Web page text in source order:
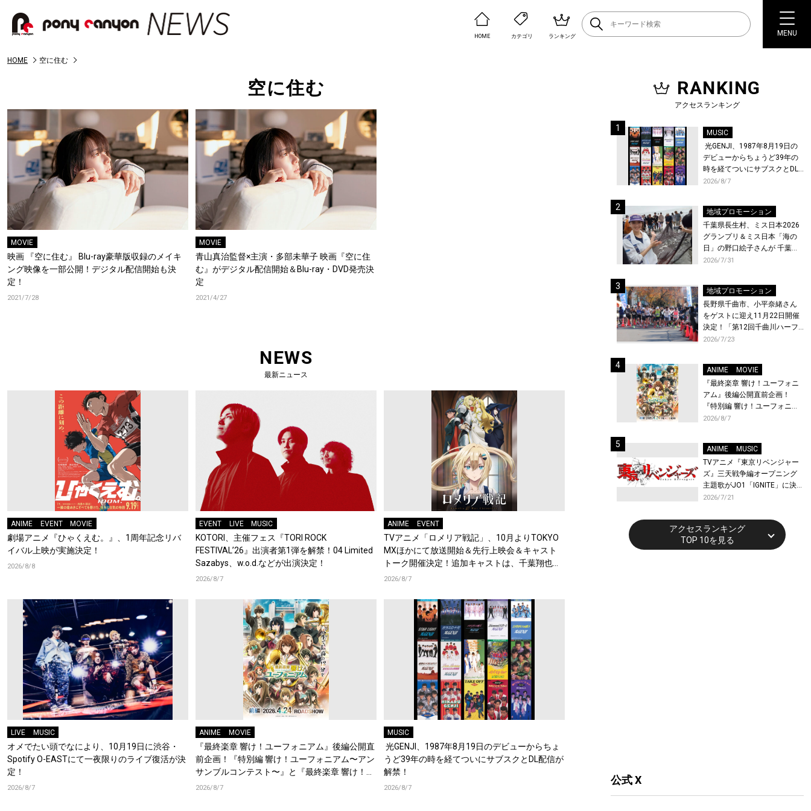
HOME カテゴリ ランキング MENU
HOME 空に住む
空に住む
MOVIE
映画 『空に住む』 Blu-ray豪華版収録のメイキ
ング映像を一部公開！デジタル配信開始も決
定！
2021/7/28
MOVIE
青山真治監督×主演・多部未華子 映画『空に住
む』がデジタル配信開始＆Blu-ray・DVD発売決
定
2021/4/27
NEWS
最新ニュース
ANIME EVENT MOVIE
劇場アニメ『ひゃくえむ。』、1周年記念リバ
イバル上映が実施決定！
2026/8/8
EVENT LIVE MUSIC
KOTORI、主催フェス『TORI ROCK
FESTIVAL’26』出演者第1弾を解禁！04 Limited
Sazabys、w.o.d.などが出演決定！
2026/8/7
ANIME EVENT
TVアニメ「ロメリア戦記」、10月よりTOKYO
MXほかにて放送開始＆先行上映会＆キャスト
トーク開催決定！追加キャストは、千葉翔也、
梶原岳人、堀江瞬、綿貫竜之介！PV第1弾公
2026/8/7
LIVE MUSIC
オメでたい頭でなにより、10月19日に渋谷・
Spotify O-EASTにて一夜限りのライブ復活が決
定！
2026/8/7
ANIME MOVIE
『最終楽章 響け！ユーフォニアム』後編公開直
前企画！『特別編 響け！ユーフォニアム〜アン
サンブルコンテスト〜』と『最終楽章 響け！ユ
ーフォニアム』前編の一挙上映が決定！
2026/8/7
MUSIC
光GENJI、1987年8月19日のデビューからちょ
うど39年の時を経てついにサブスクとDL配信が
解禁！
2026/8/7
RANKING
アクセスランキング
MUSIC
光GENJI、1987年8月19日の
デビューからちょうど39年の
時を経てついにサブスクとDL
配信が解禁！
2026/8/7
地域プロモーション
千葉県長生村、ミス日本2026
グランプリ＆ミス日本「海の
日」の野口絵子さんが 千葉県
唯一の村・長生村で地引網を
2026/7/31
地域プロモーション
長野県千曲市、小平奈緒さん
をゲストに迎え11月22日開催
決定！「第12回千曲川ハーフ
マラソン」エントリー受付開
2026/7/23
ANIME
MOVIE
『最終楽章 響け！ユーフォニ
アム』後編公開直前企画！
『特別編 響け！ユーフォニア
ム〜アンサンブルコンテス
映が決定！
2026/8/7
ANIME
MUSIC
TVアニメ『東京リベンジャー
ズ』三天戦争編オープニング
主題歌がJO1「IGNITE」に決
定！メンバー全員から喜びと
トが到着！9月に東京・大阪で
先行上映会を開催！
2026/7/21
アクセスランキング
TOP 10を見る
公式 X